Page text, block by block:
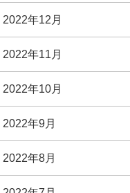
2022年12月
2022年11月
2022年10月
2022年9月
2022年8月